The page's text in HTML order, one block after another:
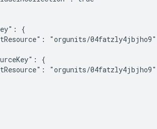
{
"orgunits/04fatzly4jbjho9"
{
"orgunits/04fatzly4jbjho9"